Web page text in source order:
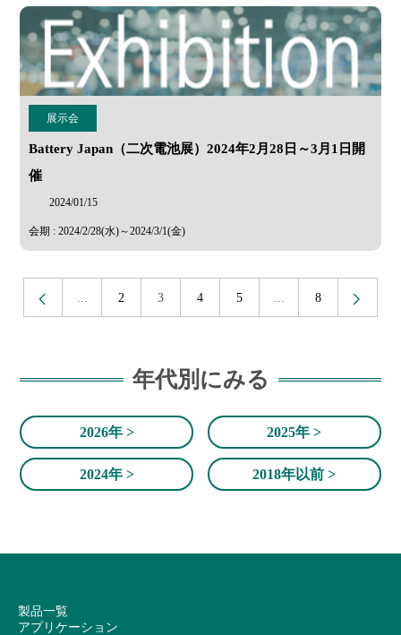
展示会
Battery Japan（二次電池展）2024年2月28日～3月1日開
催
2024/01/15
会期 : 2024/2/28(水)～2024/3/1(金)
< ... 2 3 4 5 ... >
8
年代別にみる
2026年 > 2025年 >
2024年 > 2018年以前 >
製品一覧
アプリケーション